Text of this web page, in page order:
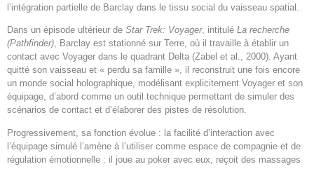
l’intégration partielle de Barclay dans le tissu social du vaisseau spatial.
Dans un épisode ultérieur de Star Trek: Voyager, intitulé La recherche
(Pathfinder), Barclay est stationné sur Terre, où il travaille à établir un
contact avec Voyager dans le quadrant Delta (Zabel et al., 2000). Ayant
quitté son vaisseau et « perdu sa famille », il reconstruit une fois encore
un monde social holographique, modélisant explicitement Voyager et son
équipage, d’abord comme un outil technique permettant de simuler des
scénarios de contact et d’élaborer des pistes de résolution.
Progressivement, sa fonction évolue : la facilité d’interaction avec
l’équipage simulé l’amène à l’utiliser comme espace de compagnie et de
régulation émotionnelle : il joue au poker avec eux, reçoit des massages